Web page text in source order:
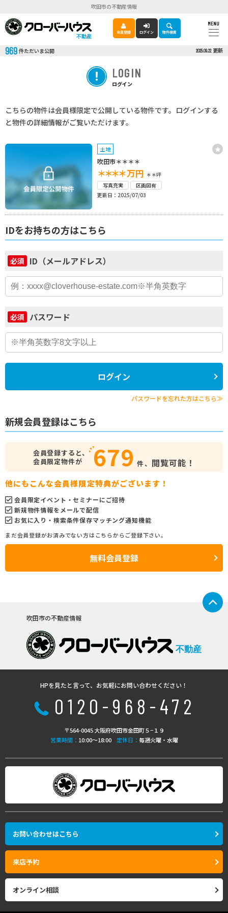
吹田市の不動産情報
不動産
会員登録 ログイン 物件検索
MENU
969 件ただいま公開 2025.09.22 更新
LOGIN
ログイン
こちらの物件は会員様限定で公開している物件です。ログインする
と物件の詳細情報がご覧いただけます。
土地
吹田市＊＊＊＊
＊＊＊＊万円 ＊＊坪
写真充実
区画図有
更新日：2025/07/03
IDをお持ちの方はこちら
必須 ID（メールアドレス）
必須 パスワード
ログイン
パスワードを忘れた方はこちら≫
新規会員登録はこちら
会員登録すると、
会員限定物件が
679 件、 閲覧可能！
他にもこんな会員様限定特典がございます！
会員限定イベント・セミナーにご招待
新規物件情報をメールで配信
お気に入り・検索条件保存マッチング通知機能
まだ会員登録がお済みでない方はこちらからご登録下さい。
無料会員登録
吹田市の不動産情報
不動産
HPを見たと言って、お気軽にお問い合わせください！
0120-968-472
〒564-0045 大阪府吹田市金田町５−１９
営業時間： 10:00〜18:00 定休日： 毎週火曜・水曜
お問い合わせはこちら
来店予約
オンライン相談